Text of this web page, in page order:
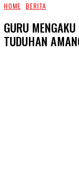
HOME BERITA
GURU
TUDUHAN